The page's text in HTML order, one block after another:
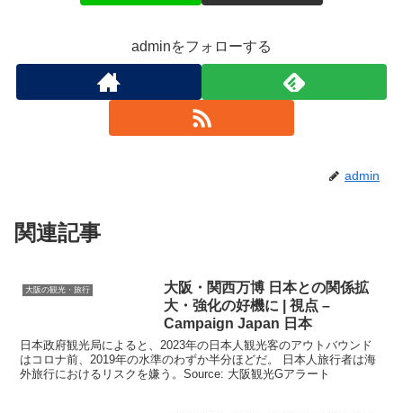
adminをフォローする
admin
関連記事
大阪の観光・旅行 大阪 ・関西万博 日本との関係拡
大・強化の好機に | 視点 –
Campaign Japan 日本
日本政府観光局によると、2023年の日本人観光客のアウトバウンド
はコロナ前、2019年の水準のわずか半分ほどだ。 日本人旅行者は海
外旅行におけるリスクを嫌う。Source: 大阪観光Gアラート